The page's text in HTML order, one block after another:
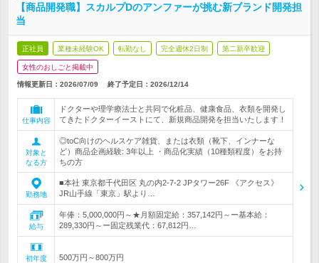
【商品開発職】スカルプDのアンファーが挑む新ブランド開発担
当
正社員 業種未経験OK 転勤なし 完全週休2日制 第二新卒歓迎
女性のおしごと掲載中
情報更新日：2026/07/09 終了予定日： 2026/12/14
仕事内容
ドクターや理学療法士と共同で化粧品、健康食品、衣類を開発し
てきたドクターイーストにて、新規商品開発を担当いたします！
対象と
なる方
◎toC向けのヘルスケア雑貨、または衣類（靴下、インナーな
ど）商品企画経験: 3年以上 ・商品化実績（10種類程度）をお持
ちの方
勤務地
■本社 東京都千代田区 丸の内2-7-2 JPタワー26F 《アクセス》
JR山手線「東京」駅より…
給与
年俸：5,000,000円～★月額固定給：357,142円～ー基本給：
289,330円～ー固定残業代：67,812円…
初年度
500万円～800万円